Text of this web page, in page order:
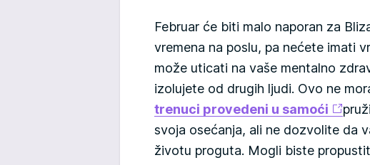
Februar će biti malo naporan za
vremena na poslu, pa nećete imati
može uticati na vaše mentalno
izolujete od drugih ljudi. Ovo ne
trenuci provedeni u samoći
svoja osećanja, ali ne dozvolite da
životu proguta. Mogli biste